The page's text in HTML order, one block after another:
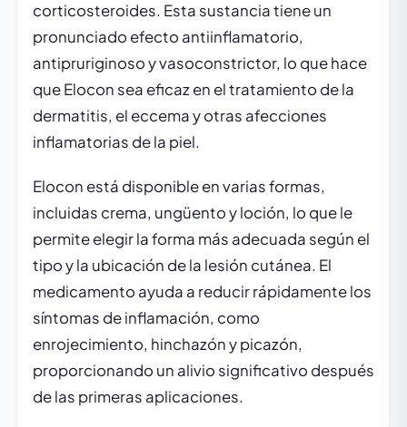
corticosteroides. Esta sustancia tiene un
pronunciado efecto antiinflamatorio,
antipruriginoso y vasoconstrictor, lo que hace
que Elocon sea eficaz en el tratamiento de la
dermatitis, el eccema y otras afecciones
inflamatorias de la piel.
Elocon está disponible en varias formas,
incluidas crema, ungüento y loción, lo que le
permite elegir la forma más adecuada según el
tipo y la ubicación de la lesión cutánea. El
medicamento ayuda a reducir rápidamente los
síntomas de inflamación, como
enrojecimiento, hinchazón y picazón,
proporcionando un alivio significativo después
de las primeras aplicaciones.